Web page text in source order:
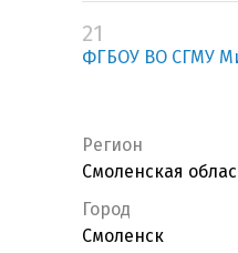
21
ФГБОУ ВО СГМУ
Регион
Смоленская
Город
Смоленск